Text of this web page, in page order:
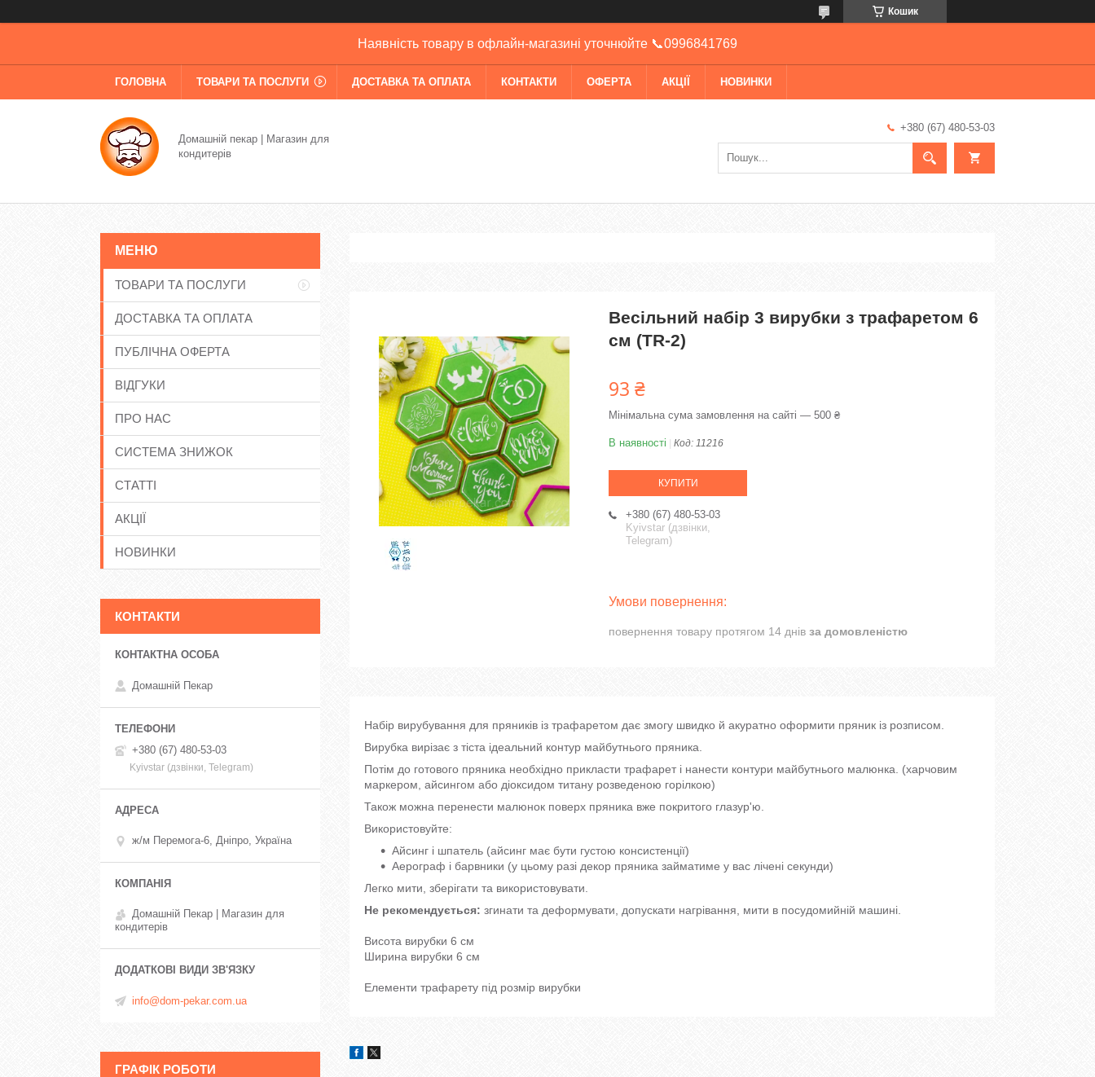
Кошик
Наявність товару в офлайн-магазині уточнюйте 📞0996841769
ГОЛОВНА ТОВАРИ ТА ПОСЛУГИ ДОСТАВКА ТА ОПЛАТА КОНТАКТИ ОФЕРТА АКЦІЇ НОВИНКИ
Домашній пекар | Магазин для
кондитерів
+380 (67) 480-53-03
Весільний набір 3 вирубки з трафаретом 6
см (TR-2)
93 ₴
Мінімальна сума замовлення на сайті — 500 ₴
В наявності Код: 11216
КУПИТИ
+380 (67) 480-53-03
Kyivstar (дзвінки,
Telegram)
повернення товару протягом 14 днів за домовленістю
Набір вирубування для пряників із трафаретом дає змогу швидко й акуратно оформити пряник із розписом.
Вирубка вирізає з тіста ідеальний контур майбутнього пряника.
Потім до готового пряника необхідно прикласти трафарет і нанести контури майбутнього малюнка. (харчовим
маркером, айсингом або діоксидом титану розведеною горілкою)
Також можна перенести малюнок поверх пряника вже покритого глазур'ю.
Використовуйте:
Айсинг і шпатель (айсинг має бути густою консистенції)
Аерограф і барвники (у цьому разі декор пряника займатиме у вас лічені секунди)
Легко мити, зберігати та використовувати.
Не рекомендується: згинати та деформувати, допускати нагрівання, мити в посудомийній машині.
Висота вирубки 6 см
Ширина вирубки 6 см
Елементи трафарету під розмір вирубки
ТОВАРИ ТА ПОСЛУГИ
ДОСТАВКА ТА ОПЛАТА
ПУБЛІЧНА ОФЕРТА
ВІДГУКИ
ПРО НАС
СИСТЕМА ЗНИЖОК
СТАТТІ
АКЦІЇ
НОВИНКИ
КОНТАКТИ
Домашній Пекар
+380 (67) 480-53-03
Kyivstar (дзвінки, Telegram)
ж/м Перемога-6, Дніпро, Україна
Домашній Пекар | Магазин для
кондитерів
info@dom-pekar.com.ua
ГРАФІК РОБОТИ